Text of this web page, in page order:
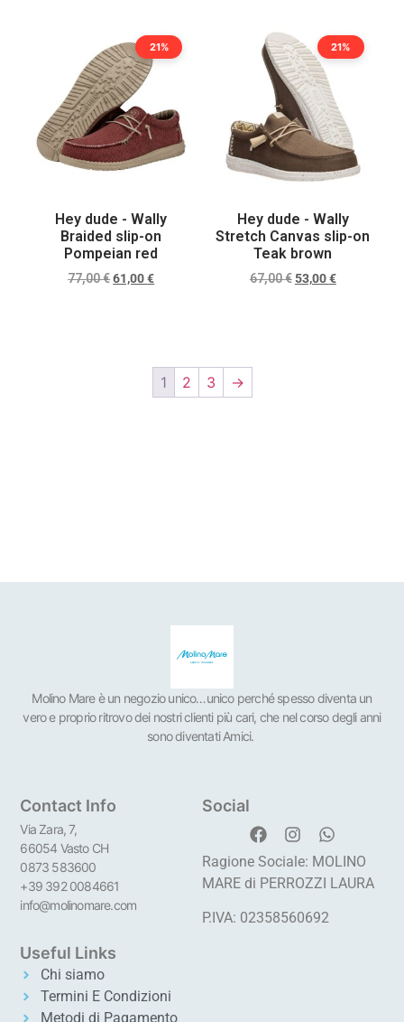
21%
Hey dude - Wally
Braided slip-on
Pompeian red
77,00€61,00€
21%
Hey dude - Wally
Stretch Canvas slip-on
Teak brown
67,00€ 53,00€
1 2 3 →
Molino Mare è un negozio unico…unico perché spesso diventa un
vero e proprio ritrovo dei nostri clienti più cari, che nel corso degli anni
sono diventati Amici.
Contact Info
Via Zara, 7,
66054 Vasto CH
0873 583600
+39 392 0084661
info@molinomare.com
Social
Ragione Sociale: MOLINO
MARE di PERROZZI LAURA
P.IVA: 02358560692
Useful Links
Chi siamo
Termini E Condizioni
Metodi di Pagamento